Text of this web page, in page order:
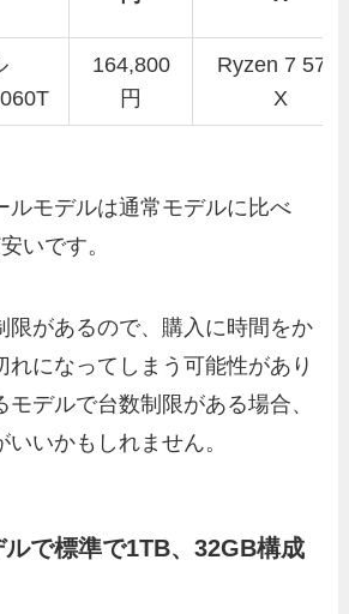
164,800
円
Ryzen 7 5700
X
ルモデルは通常モデルに比べ
いです。
限があるので、購入に時間をか
れになってしまう可能性があり
モデルで台数制限がある場合、
いかもしれません。
で標準で1TB、32GB構成